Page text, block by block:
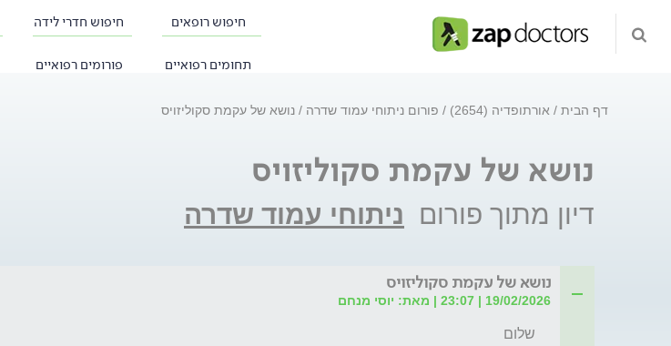
חיפוש רופאים חיפוש חדרי לידה
תחומים רפואיים פורומים רפואיים
דף הבית אורתופדיה (2654) פורום ניתוחי עמוד שדרה נושא של עקמת סקוליזויס
נושא של עקמת סקוליזויס
דיון מתוך פורום ניתוחי עמוד שדרה
נושא של עקמת סקוליזויס
19/02/2026 | 23:07 | מאת: יוסי מנחם